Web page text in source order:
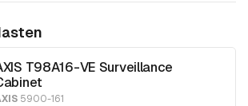
T98A16-VE Surveillance
5900-161